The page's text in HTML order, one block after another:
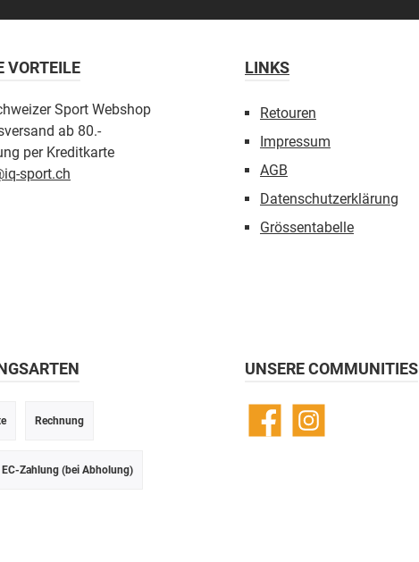
VORTEILE
Sport Webshop
ab 80.-
per Kreditkarte
sport.ch
LINKS
Retouren
Impressum
AGB
Datenschutzerklärung
Grössentabelle
Rechnung
Zahlung (bei Abholung)
UNSERE COMMUNITIES
FacebookInstagram